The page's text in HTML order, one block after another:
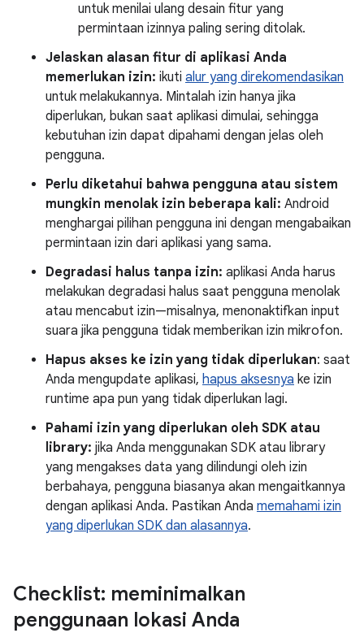
untuk menilai ulang desain fitur yang
permintaan izinnya paling sering ditolak.
Jelaskan alasan fitur di aplikasi Anda
memerlukan izin: ikuti alur yang direkomendasikan
untuk melakukannya. Mintalah izin hanya jika
diperlukan, bukan saat aplikasi dimulai, sehingga
kebutuhan izin dapat dipahami dengan jelas oleh
pengguna.
Perlu diketahui bahwa pengguna atau sistem
mungkin menolak izin beberapa kali: Android
menghargai pilihan pengguna ini dengan mengabaikan
permintaan izin dari aplikasi yang sama.
Degradasi halus tanpa izin: aplikasi Anda harus
melakukan degradasi halus saat pengguna menolak
atau mencabut izin—misalnya, menonaktifkan input
suara jika pengguna tidak memberikan izin mikrofon.
Hapus akses ke izin yang tidak diperlukan: saat
Anda mengupdate aplikasi, hapus aksesnya ke izin
runtime apa pun yang tidak diperlukan lagi.
Pahami izin yang diperlukan oleh SDK atau
library: jika Anda menggunakan SDK atau library
yang mengakses data yang dilindungi oleh izin
berbahaya, pengguna biasanya akan mengaitkannya
dengan aplikasi Anda. Pastikan Anda memahami izin
yang diperlukan SDK dan alasannya.
Checklist: meminimalkan
penggunaan lokasi Anda